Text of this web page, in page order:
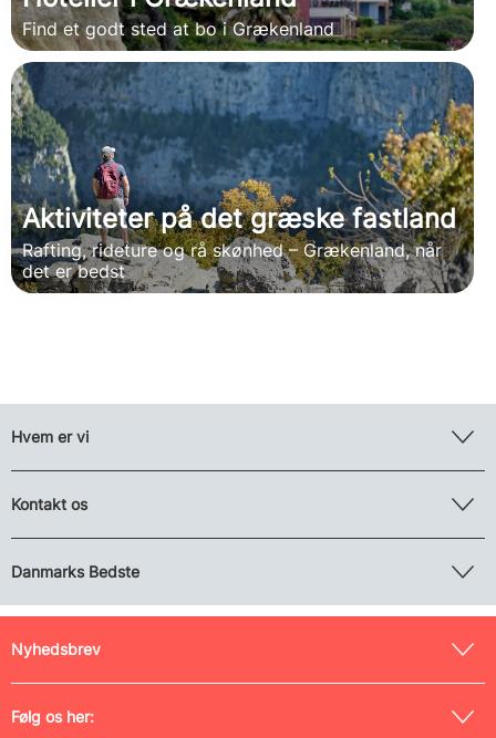
Find et godt sted at bo i Grækenland
Aktiviteter på det græske fastland
Rafting, rideture og rå skønhed – Grækenland, når
det er bedst
Hvem er vi
Kontakt os
Danmarks Bedste
Nyhedsbrev
Følg os her: